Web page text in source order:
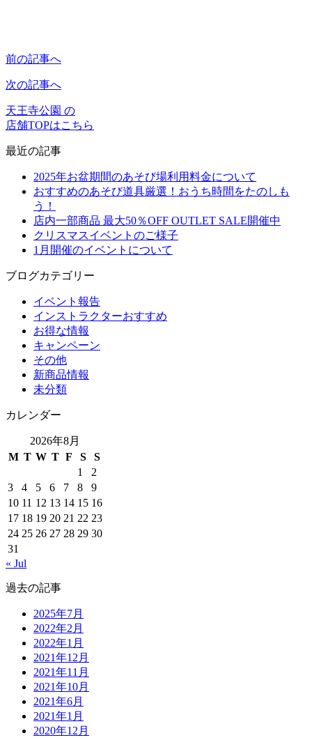
前の記事へ
次の記事へ
天王寺公園 の
店舗TOPはこちら
最近の記事
2025年お盆期間のあそび場利用料金について
おすすめのあそび道具厳選！おうち時間をたのしも
う！
店内一部商品 最大50％OFF OUTLET SALE開催中
クリスマスイベントのご様子
1月開催のイベントについて
ブログカテゴリー
イベント報告
インストラクターおすすめ
お得な情報
キャンペーン
その他
新商品情報
未分類
カレンダー
2026年8月
M T W T F S
S
1
2
3
4 5 6 7 8
9
10 11 12 13 14 15 16
17 18 19 20 21 22 23
24 25 26 27 28 29 30
31
« Jul
過去の記事
2025年7月
2022年2月
2022年1月
2021年12月
2021年11月
2021年10月
2021年6月
2021年1月
2020年12月